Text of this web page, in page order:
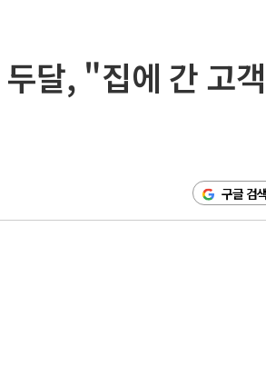
달, "집에 간 고
구글 검